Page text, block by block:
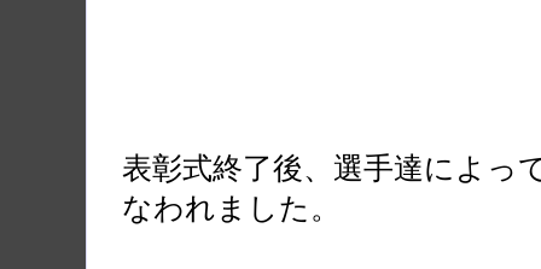
表彰式終了後、選手達によっ
なわれました。